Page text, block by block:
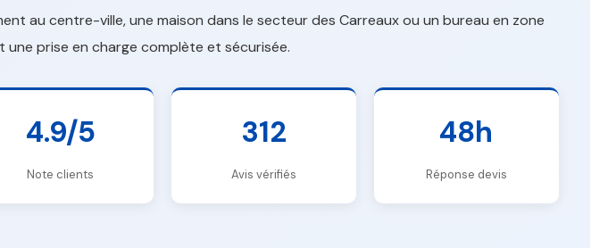
au centre-ville, une maison dans le secteur des Carreaux ou un bureau en zone
prise en charge complète et sécurisée.
4.9/5
Note clients
312
Avis vérifiés
48h
Réponse devis